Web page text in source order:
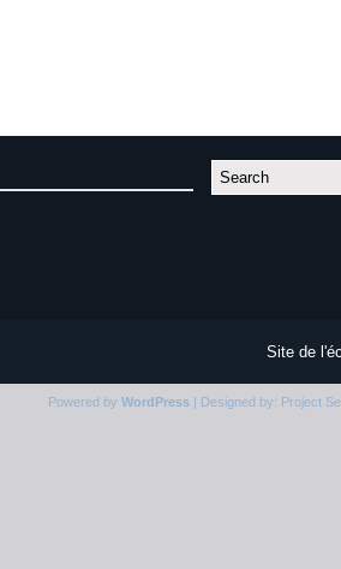
Site de
Powered by WordPress| Designed by: Project